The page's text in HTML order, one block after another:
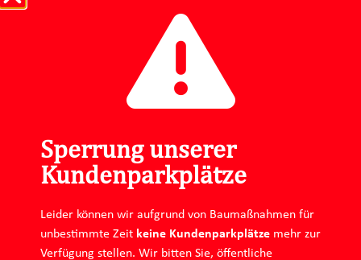
Sicherungsfonds
Impressum Datenschutz
Sperrung unserer
Kundenparkplätze
Leider können wir aufgrund von Baumaßnahmen für
unbestimmte Zeit keine Kundenparkplätze mehr zur
Verfügung stellen. Wir bitten Sie, öffentliche